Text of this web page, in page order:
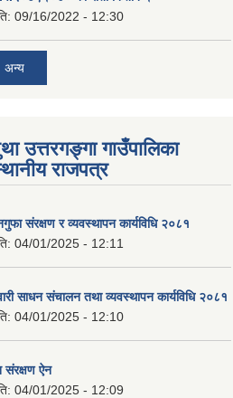
09/16/2022 - 12:30
अन्य
उत्तरगङ्गा गाउँपालिका
राजपत्र
संरक्षण र व्यवस्थापन कार्यविधि २०८१
04/01/2025 - 12:11
साधन संचालन तथा व्यवस्थापन कार्यविधि २०८१
04/01/2025 - 12:10
संरक्षण ऐन
04/01/2025 - 12:09